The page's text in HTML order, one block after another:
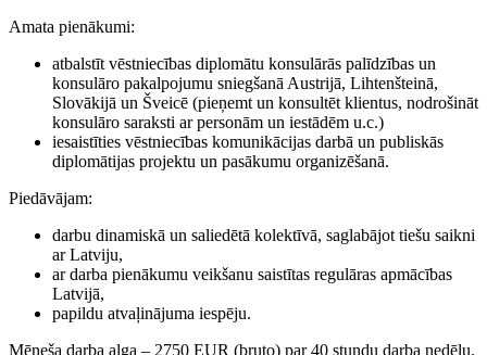
Amata pienākumi:
atbalstīt vēstniecības diplomātu konsulārās palīdzības un
konsulāro pakalpojumu sniegšanā Austrijā, Lihtenšteinā,
Slovākijā un Šveicē (pieņemt un konsultēt klientus, nodrošināt
konsulāro saraksti ar personām un iestādēm u.c.)
iesaistīties vēstniecības komunikācijas darbā un publiskās
diplomātijas projektu un pasākumu organizēšanā.
Piedāvājam:
darbu dinamiskā un saliedētā kolektīvā, saglabājot tiešu saikni
ar Latviju,
ar darba pienākumu veikšanu saistītas regulāras apmācības
Latvijā,
papildu atvaļinājuma iespēju.
Mēneša darba alga – 2750 EUR (bruto) par 40 stundu darba nedēļu.